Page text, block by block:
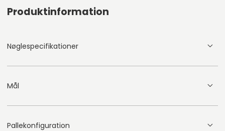
Produktinformation
Nøglespecifikationer
Mål
Pallekonfiguration